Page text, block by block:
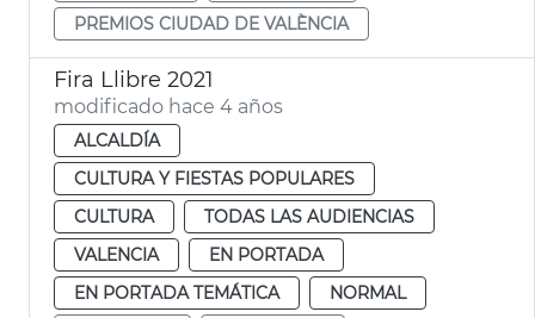
PREMIOS CIUDAD DE VALÈNCIA
Fira Llibre 2021
modificado hace 4 años
ALCALDÍA
CULTURA Y FIESTAS POPULARES
CULTURA
TODAS LAS AUDIENCIAS
VALENCIA
EN PORTADA
EN PORTADA TEMÁTICA
NORMAL